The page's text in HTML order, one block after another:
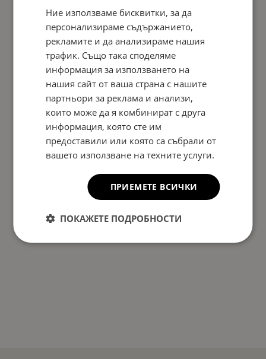
Ние използваме бисквитки, за да
персонализираме съдържанието,
рекламите и да анализираме нашия
трафик. Също така споделяме
информация за използването на
нашия сайт от ваша страна с нашите
партньори за реклама и анализи,
които може да я комбинират с друга
информация, която сте им
предоставили или която са събрали от
вашето използване на техните услуги.
ПРИЕМЕТЕ ВСИЧКИ
ПОКАЖЕТЕ ПОДРОБНОСТИ